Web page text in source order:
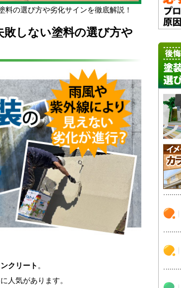
の選び方や劣化サインを徹底解説！
しない塗料の選び方や
クリート 。
人気があります。